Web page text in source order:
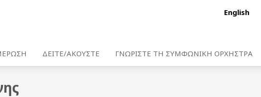
English
ΔΕΙΤΕ/ΑΚΟΥΣΤΕ ΓΝΩΡΙΣΤΕ ΤΗ ΣΥΜΦΩΝΙΚΗ ΟΡΧΗΣΤΡΑ